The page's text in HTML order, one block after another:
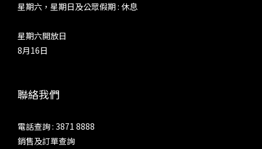
星期六，星期日及公眾假期 : 休息
星期六開放日
8月16日
聯絡我們
電話查詢 : 3871 8888
銷售及訂單查詢